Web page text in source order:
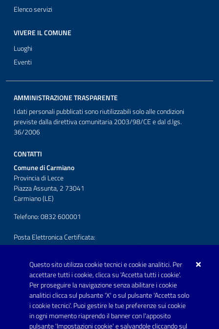
Questo sito utilizza cookie tecnici e cookie analitici. Per
accettare tutti i cookie, clicca su 'Accetta tutti i cookie'.
Per proseguire la navigazione senza abilitare i cookie
analitici clicca sul pulsante 'X' o sul pulsante 'Accetta solo
i cookie tecnici'. Puoi gestire le tue preferenze sui cookie
in ogni momento riaprendo il banner con l'apposito
pulsante 'Impostazioni cookie' e salvandole cliccando sul
Elenco servizi
VIVERE IL COMUNE
Luoghi
Eventi
AMMINISTRAZIONE TRASPARENTE
I dati personali pubblicati sono riutilizzabili solo alle condizioni
previste dalla direttiva comunitaria 2003/98/CE e dal d.lgs.
36/2006
CONTATTI
Comune di Carmiano
Provincia di Lecce
Piazza Assunta, 2 73041
Carmiano (LE)
Telefono: 0832 600001
Posta Elettronica Certificata:
protocollo.comunecarmiano@pec.rupar.puglia.it
URP - Ufficio Relazioni con il Pubblico
SEGUICI SU
Youtube